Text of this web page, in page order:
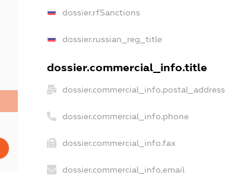
dossier.rfSanctions
dossier.russian_reg_title
dossier.commercial_info.title
dossier.commercial_info.postal_address
dossier.commercial_info.phone
dossier.commercial_info.fax
dossier.commercial_info.email